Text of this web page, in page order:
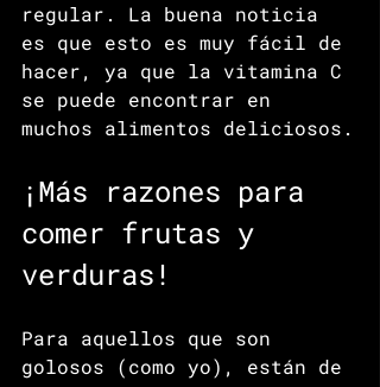
regular. La buena noticia
es que esto es muy fácil de
hacer, ya que la vitamina C
se puede encontrar en
muchos alimentos deliciosos.
¡Más razones para
comer frutas y
verduras!
Para aquellos que son
golosos (como yo), están de